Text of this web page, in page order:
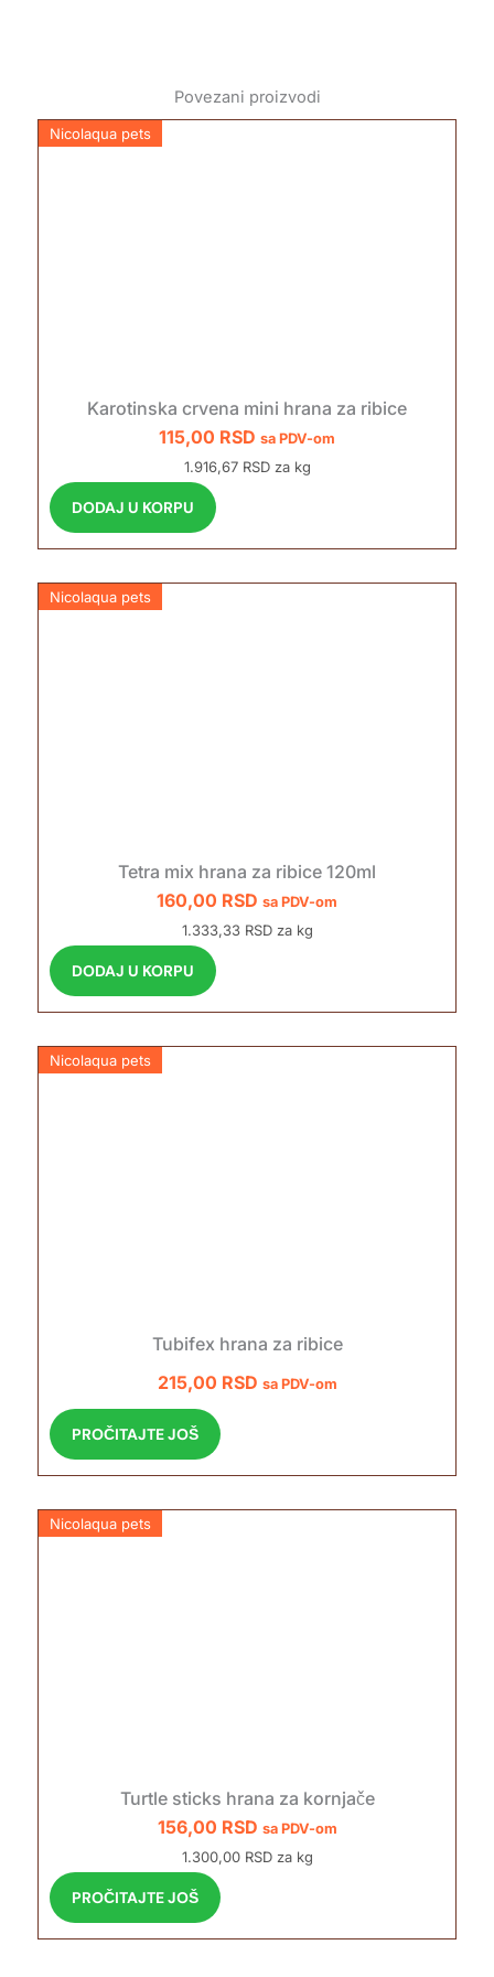
Povezani proizvodi
Nicolaqua pets
Karotinska crvena mini hrana za ribice
115,00 RSD sa PDV-om
1.916,67 RSD za kg
DODAJ U KORPU
Nicolaqua pets
Tetra mix hrana za ribice 120ml
160,00 RSD sa PDV-om
1.333,33 RSD za kg
DODAJ U KORPU
Nicolaqua pets
Tubifex hrana za ribice
215,00 RSD sa PDV-om
PROČITAJTE JOŠ
Nicolaqua pets
Turtle sticks hrana za kornjače
156,00 RSD sa PDV-om
1.300,00 RSD za kg
PROČITAJTE JOŠ